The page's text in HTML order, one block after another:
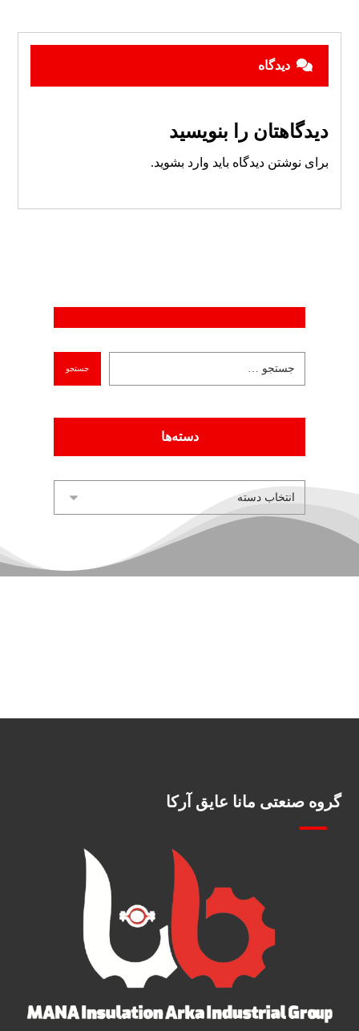
دیدگاه
دیدگاهتان را بنویسید
برای نوشتن دیدگاه باید وارد بشوید.
دسته‌ها
گروه صنعتی مانا عایق آرکا